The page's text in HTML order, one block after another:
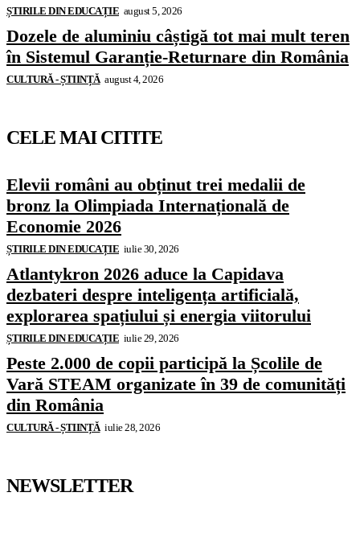
ȘTIRILE DIN EDUCAȚIE august 5, 2026
Dozele de aluminiu câștigă tot mai mult teren
în Sistemul Garanție-Returnare din România
CULTURĂ - ȘTIINȚĂ august 4, 2026
CELE MAI CITITE
Elevii români au obținut trei medalii de
bronz la Olimpiada Internațională de
Economie 2026
ȘTIRILE DIN EDUCAȚIE iulie 30, 2026
Atlantykron 2026 aduce la Capidava
dezbateri despre inteligența artificială,
explorarea spațiului și energia viitorului
ȘTIRILE DIN EDUCAȚIE iulie 29, 2026
Peste 2.000 de copii participă la Școlile de
Vară STEAM organizate în 39 de comunități
din România
CULTURĂ - ȘTIINȚĂ iulie 28, 2026
NEWSLETTER